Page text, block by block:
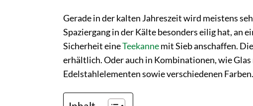
Gerade in der kalten Jahreszeit wird meistens
Spaziergang in der Kälte besonders eilig hat, an
Sicherheit eineTeekannemit Sieb anschaffen.
erhältlich. Oder auch in Kombinationen, wie
Edelstahlelementen sowie verschiedenen Farben.